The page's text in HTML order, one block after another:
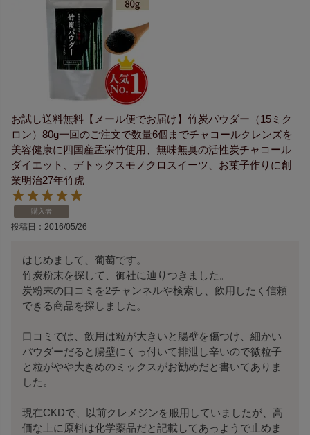
お試し送料無料【メール便でお届け】竹炭パウダー（15ミク
ロン）80g一回のご注文で数量6個までチャコールクレンズを
美容健康に四国産孟宗竹使用、無味無臭の活性炭チャコール
ダイエット、デトックスモノクロスイーツ、お菓子作りに創
業明治27年竹虎
購入者
投稿日 2016/05/26
はじめまして、葡萄です。
竹炭粉末を探して、御社に辿りつきました。
炭粉末の口コミを2チャンネルや検索し、飲用したく信頼
できる商品を探しました。
口コミでは、飲用は粒が大きいと腸壁を傷つけ、細かい
パウダーだると腸壁にくっ付いて排泄し辛いので微粒子
と粒がやや大きめのミックスがお勧めだと書いてありま
した。
現在CKDで、以前クレメジンを服用していましたが、高
価な上に原料は化学薬品だと記載してあっようで止めま